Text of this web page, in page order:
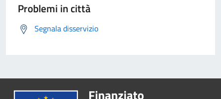
Problemi in città
Segnala disservizio